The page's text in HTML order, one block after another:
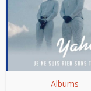
Albums